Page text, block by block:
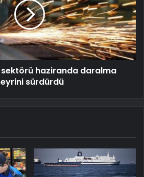
haziranda daralma
sürdürdü